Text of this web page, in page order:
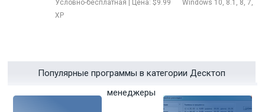
Условно-бесплатная | Цена: $9.99
Windows 10, 8.1, 8, 7,
XP
Популярные программы в категории Десктоп
менеджеры